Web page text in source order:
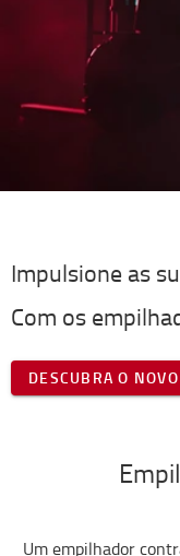
Impulsione as
Com os
DESCUBRA O
Um empilhador